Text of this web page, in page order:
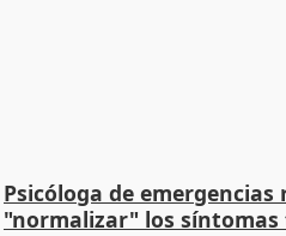
Psicóloga de emergencias
"normalizar" los